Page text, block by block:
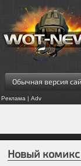
Обычная версия
Реклама | Adv
Новый